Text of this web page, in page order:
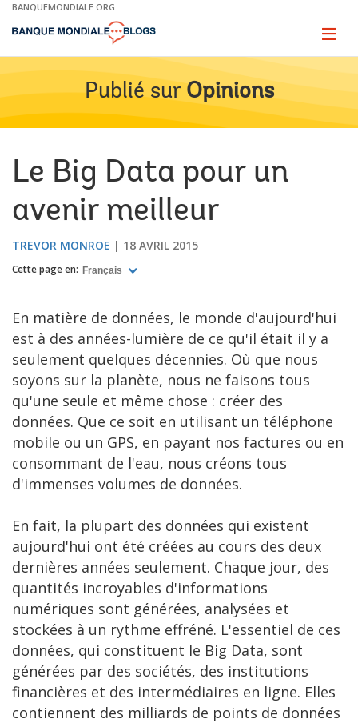
Skip
Main
BANQUEMONDIALE.ORG
Page
Publié sur Opinions
Le Big Data pour un
avenir meilleur
TREVOR MONROE 18 AVRIL 2015
Cette page en: Français
En matière de données, le monde d'aujourd'hui
est à des années-lumière de ce qu'il était il y a
seulement quelques décennies. Où que nous
soyons sur la planète, nous ne faisons tous
qu'une seule et même chose : créer des
données. Que ce soit en utilisant un téléphone
mobile ou un GPS, en payant nos factures ou en
consommant de l'eau, nous créons tous
d'immenses volumes de données.
En fait, la plupart des données qui existent
aujourd'hui ont été créées au cours des deux
dernières années seulement. Chaque jour, des
quantités incroyables d'informations
numériques sont générées, analysées et
stockées à un rythme effréné. L'essentiel de ces
données, qui constituent le Big Data, sont
générées par des sociétés, des institutions
financières et des intermédiaires en ligne. Elles
contiennent des milliards de points de données